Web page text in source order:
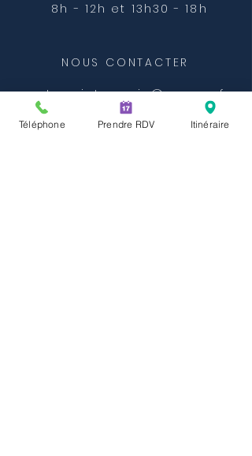
8h - 12 h et 13h30 - 18h
NOUS CONTACTER
veto.saintromain@orange.fr
02 35 20 03 52
Téléphone Prendre RDV Itinéraire